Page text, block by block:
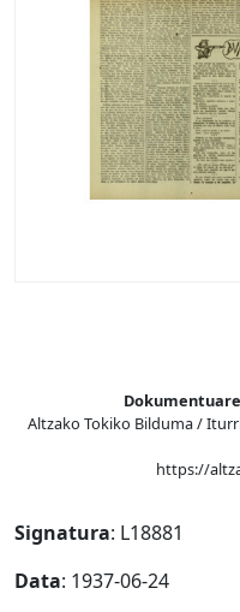
Altzako Tokiko Bilduma /
https://
Signatura: L18881
Data: 1937-06-24